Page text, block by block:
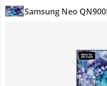
Samsung Neo